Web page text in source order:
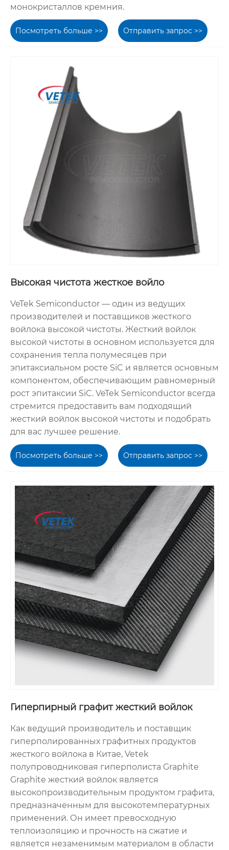
монокристаллов кремния.
Посмотреть больше >> Отправить запрос >>
Высокая чистота жесткое войло
VeTek Semiconductor — один из ведущих
производителей и поставщиков жесткого
войлока высокой чистоты. Жесткий войлок
высокой чистоты в основном используется для
сохранения тепла полумесяцев при
эпитаксиальном росте SiC и является основным
компонентом, обеспечивающим равномерный
рост эпитаксии SiC. VeTek Semiconductor всегда
стремится предоставить вам подходящий
жесткий войлок высокой чистоты и подобрать
для вас лучшее решение.
Посмотреть больше >> Отправить запрос >>
Гиперпирный графит жесткий войлок
Как ведущий производитель и поставщик
гиперполированных графитных продуктов
жесткого войлока в Китае, Vetek
полупроводниковая гиперполиста Graphite
Graphite жесткий войлок является
высокопроизводительным продуктом графита,
предназначенным для высокотемпературных
применений. Он имеет превосходную
теплоизоляцию и прочность на сжатие и
является незаменимым материалом в области